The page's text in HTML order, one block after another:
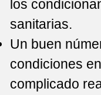
los
sanitarias.
Un buen
condiciones
complicado